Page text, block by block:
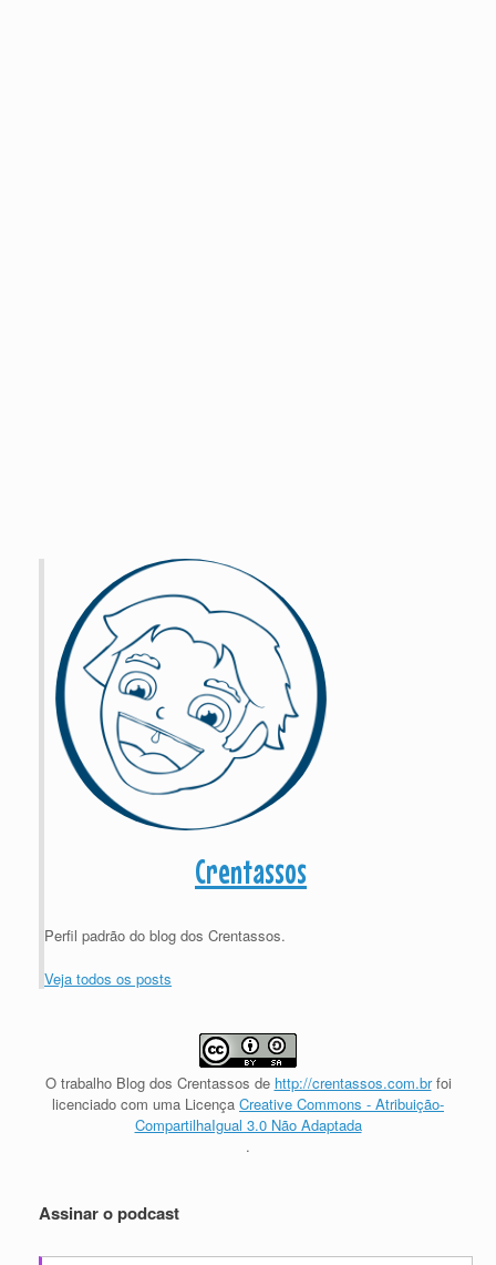
Crentassos
Perfil padrão do blog dos Crentassos.
Veja todos os posts
O trabalho Blog dos Crentassos de http://crentassos.com.brfoi
licenciado com uma Licença Creative Commons - Atribuição-
CompartilhaIgual 3.0 Não Adaptada
.
Assinar o podcast